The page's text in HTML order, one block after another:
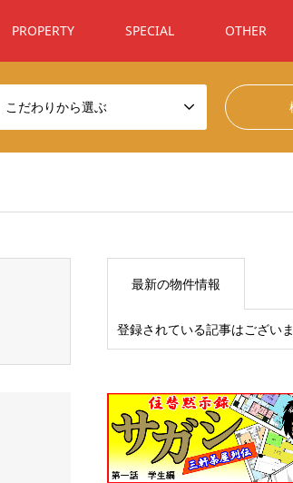
PROPERTY SPECIAL OTHER
こだわりから選ぶ
最新の物件情報
登録されている記事はございま